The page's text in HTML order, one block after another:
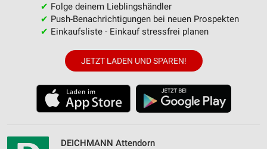
✔ Folge deinem Lieblingshändler
✔ Push-Benachrichtigungen bei neuen Prospekten
✔ Einkaufsliste - Einkauf stressfrei planen
JETZT LADEN UND SPAREN!
DEICHMANN Attendorn